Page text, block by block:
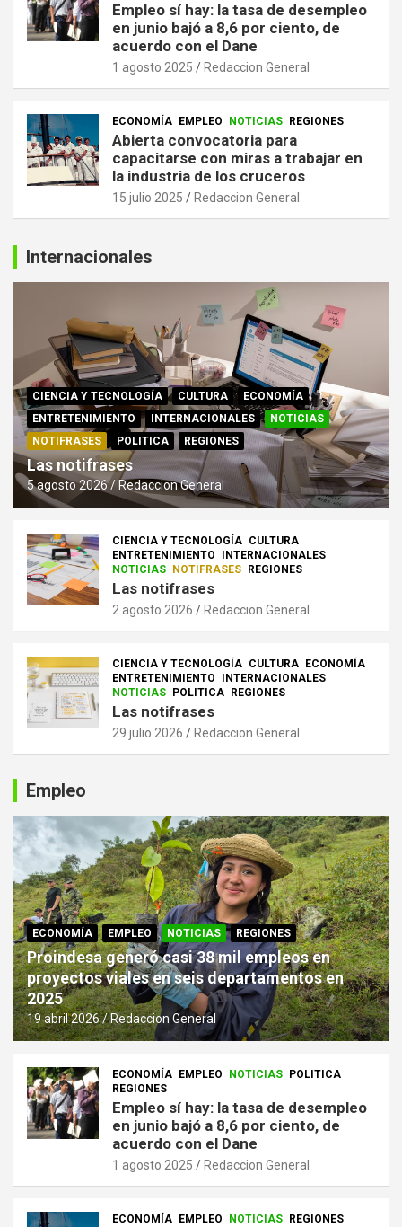
Empleo sí hay: la tasa de desempleo
en junio bajó a 8,6 por ciento, de
acuerdo con el Dane
1 agosto 2025 Redaccion General
ECONOMÍA EMPLEO NOTICIAS REGIONES
Abierta convocatoria para
capacitarse con miras a trabajar en
la industria de los cruceros
15 julio 2025 Redaccion General
Internacionales
CIENCIA Y TECNOLOGÍA CULTURA
ECONOMÍA
ENTRETENIMIENTO
INTERNACIONALES
NOTICIAS
NOTIFRASES
POLITICA REGIONES
Las notifrases
5 agosto 2026 Redaccion General
CIENCIA Y TECNOLOGÍA CULTURA
ENTRETENIMIENTO
INTERNACIONALES
NOTICIAS
NOTIFRASES REGIONES
Las notifrases
2 agosto 2026 Redaccion General
CIENCIA Y TECNOLOGÍA CULTURA
ECONOMÍA
ENTRETENIMIENTO
INTERNACIONALES
NOTICIAS
POLITICA REGIONES
Las notifrases
29 julio 2026 Redaccion General
Empleo
ECONOMÍA EMPLEO NOTICIAS REGIONES
Proindesa generó casi 38 mil empleos en
proyectos viales en seis departamentos en
2025
19 abril 2026 Redaccion General
ECONOMÍA EMPLEO NOTICIAS POLITICA
REGIONES
Empleo sí hay: la tasa de desempleo
en junio bajó a 8,6 por ciento, de
acuerdo con el Dane
1 agosto 2025 Redaccion General
ECONOMÍA EMPLEO NOTICIAS REGIONES